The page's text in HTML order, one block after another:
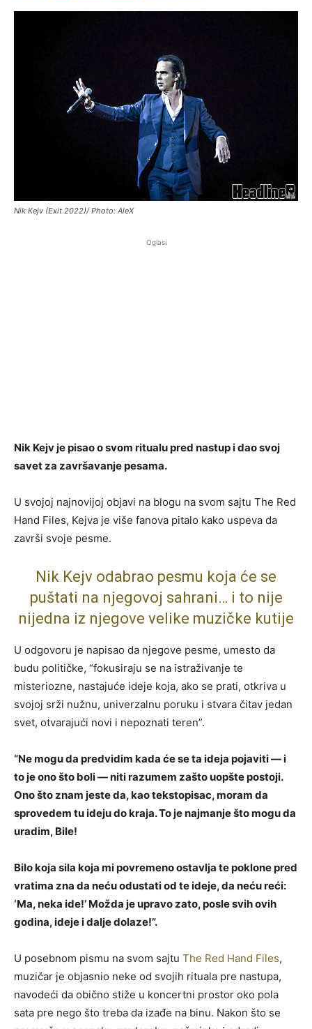
Nik Kejv (Exit 2022)/ Photo: AleX
Oglasi
Nik Kejv je pisao o svom ritualu pred nastup i dao svoj
savet za završavanje pesama.
U svojoj najnovijoj objavi na blogu na svom sajtu The Red
Hand Files, Kejva je više fanova pitalo kako uspeva da
završi svoje pesme.
Nik Kejv odabrao pesmu koja će se
puštati na njegovoj sahrani… i to nije
nijedna iz njegove velike muzičke kutije
U odgovoru je napisao da njegove pesme, umesto da
budu političke, “fokusiraju se na istraživanje te
misteriozne, nastajuće ideje koja, ako se prati, otkriva u
svojoj srži nužnu, univerzalnu poruku i stvara čitav jedan
svet, otvarajući novi i nepoznati teren”.
“Ne mogu da predvidim kada će se ta ideja pojaviti — i
to je ono što boli — niti razumem zašto uopšte postoji.
Ono što znam jeste da, kao tekstopisac, moram da
sprovedem tu ideju do kraja. To je najmanje što mogu da
uradim, Bile!
Bilo koja sila koja mi povremeno ostavlja te poklone pred
vratima zna da neću odustati od te ideje, da neću reći:
‘Ma, neka ide!’ Možda je upravo zato, posle svih ovih
godina, ideje i dalje dolaze!”.
U posebnom pismu na svom sajtu The Red Hand Files,
muzičar je objasnio neke od svojih rituala pre nastupa,
navodeći da obično stiže u koncertni prostor oko pola
sata pre nego što treba da izađe na binu. Nakon što se